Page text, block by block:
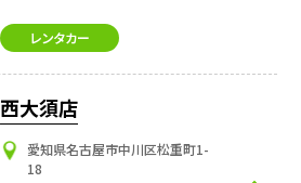
レンタカー
西大須店
愛知県名古屋市中川区松重町1-
18